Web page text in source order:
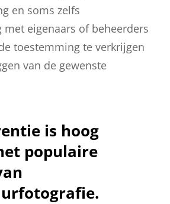
en soms zelfs
eigenaars of beheerders
toestemming te verkrijgen
van de gewenste
is hoog
populaire